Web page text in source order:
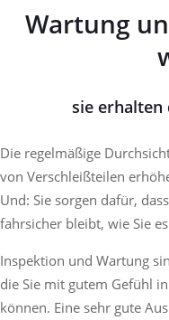
Wartung
sie erhalten
Die regelmäßige
von Verschleißteilen
Und: Sie sorgen dafür,
fahrsicher bleibt, wie Sie
Inspektion und Wartung
die Sie mit gutem Gefühl
können. Eine sehr gute